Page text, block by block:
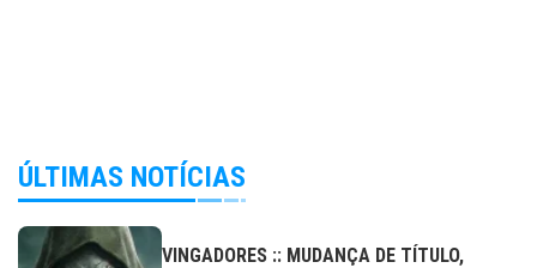
ÚLTIMAS NOTÍCIAS
VINGADORES :: MUDANÇA DE TÍTULO,